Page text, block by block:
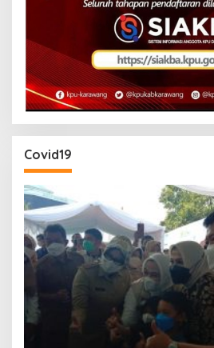
Covid19